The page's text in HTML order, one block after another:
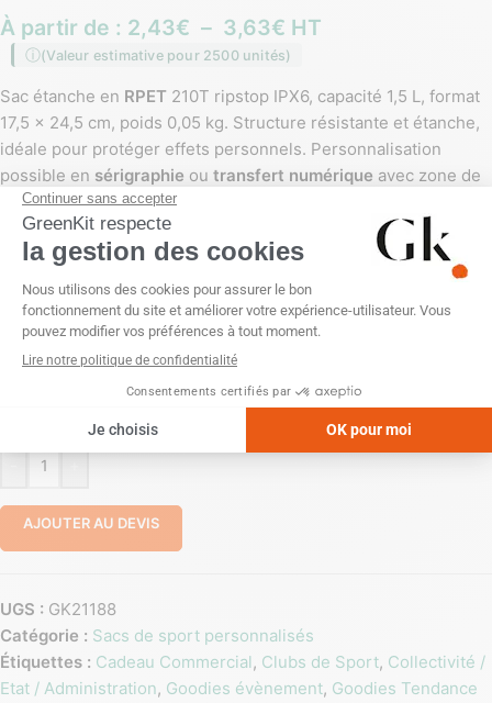
À partir de : 2,43€ – 3,63€ HT
(Valeur estimative pour 2500 unités)
Sac étanche en RPET 210T ripstop IPX6, capacité 1,5 L, format
17,5 × 24,5 cm, poids 0,05 kg. Structure résistante et étanche,
idéale pour protéger effets personnels. Personnalisation
possible en sérigraphie ou transfert numérique avec zone de
marquage dédiée. Disponible en plusieurs coloris.
COULEUR
CARACTÉRISTIQUES
AJOUTER AU DEVIS
UGS : GK21188
Catégorie : Sacs de sport personnalisés
Étiquettes : Cadeau Commercial, Clubs de Sport, Collectivité /
Etat / Administration, Goodies évènement, Goodies Tendance